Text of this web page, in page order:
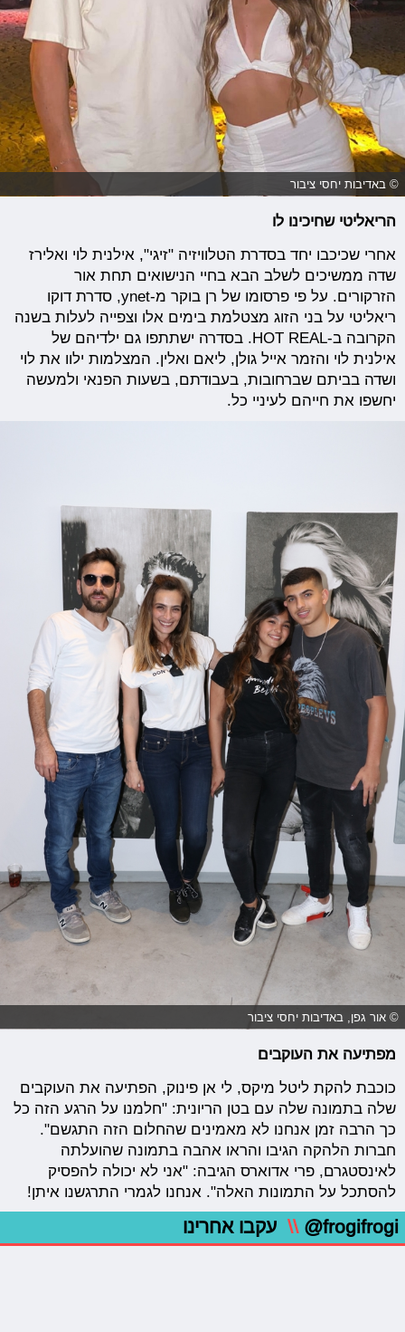
© באדיבות יחסי ציבור
הריאליטי שחיכינו לו
אחרי שכיכבו יחד בסדרת הטלוויזיה "זיגי", אילנית לוי ואלירז
שדה ממשיכים לשלב הבא בחיי הנישואים תחת אור
הזרקורים. על פי פרסומו של רן בוקר מ-ynet, סדרת דוקו
ריאליטי על בני הזוג מצטלמת בימים אלו וצפייה לעלות בשנה
הקרובה ב-HOT REAL. בסדרה ישתתפו גם ילדיהם של
אילנית לוי והזמר אייל גולן, ליאם ואלין. המצלמות ילוו את לוי
ושדה בביתם שברחובות, בעבודתם, בשעות הפנאי ולמעשה
יחשפו את חייהם לעיניי כל.
© אור גפן, באדיבות יחסי ציבור
מפתיעה את העוקבים
כוכבת להקת ליטל מיקס, לי אן פינוק, הפתיעה את העוקבים
שלה בתמונה שלה עם בטן הריונית: "חלמנו על הרגע הזה כל
כך הרבה זמן אנחנו לא מאמינים שהחלום הזה התגשם".
חברות הלהקה הגיבו והראו אהבה בתמונה שהועלתה
לאינסטגרם, פרי אדוארס הגיבה: "אני לא יכולה להפסיק
להסתכל על התמונות האלה". אנחנו לגמרי התרגשנו איתן!
@frogifrogi
\\ עקבו אחרינו